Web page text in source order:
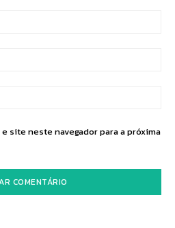
site neste navegador para a próxima